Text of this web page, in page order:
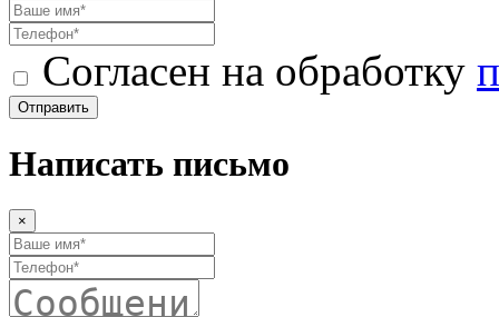
Согласен на обработку
Отправить
Написать письмо
×